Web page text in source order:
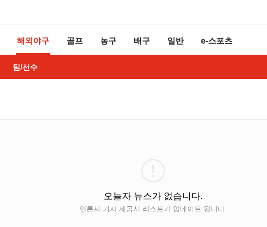
해외야구 골프 농구 배구 일반 e-스포츠
팀/선수
오늘자 뉴스가 없습니다.
언론사 기사 제공시 리스트가 업데이트 됩니다.